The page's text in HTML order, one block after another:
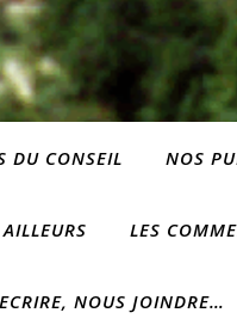
DU CONSEIL NOS
LES
NOUS JOINDRE…